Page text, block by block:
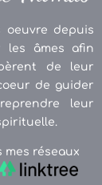
oeuvre depuis
les âmes afin
de leur
de guider
leur
mes réseaux